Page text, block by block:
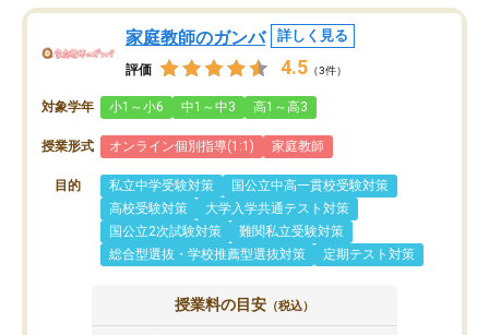
家庭教師のガンバ 詳しく見る
評価 4.5 （3件）
対象学年 小1～小6 中1～中3 高1～高3
授業形式 オンライン個別指導(1:1) 家庭教師
目的 私立中学受験対策
国公立中高一貫校受験対策
高校受験対策
大学入学共通テスト対策
国公立2次試験対策
難関私立受験対策
総合型選抜・学校推薦型選抜対策
定期テスト対策
授業料の目安 （税込）